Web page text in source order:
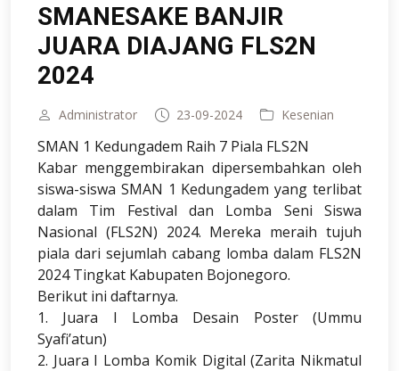
SMANESAKE BANJIR
JUARA DIAJANG FLS2N
2024
Administrator 23-09-2024 Kesenian
SMAN 1 Kedungadem Raih 7 Piala FLS2N
Kabar menggembirakan dipersembahkan oleh
siswa-siswa SMAN 1 Kedungadem yang terlibat
dalam Tim Festival dan Lomba Seni Siswa
Nasional (FLS2N) 2024. Mereka meraih tujuh
piala dari sejumlah cabang lomba dalam FLS2N
2024 Tingkat Kabupaten Bojonegoro.
Berikut ini daftarnya.
1. Juara I Lomba Desain Poster (Ummu
Syafi’atun)
2. Juara I Lomba Komik Digital (Zarita Nikmatul